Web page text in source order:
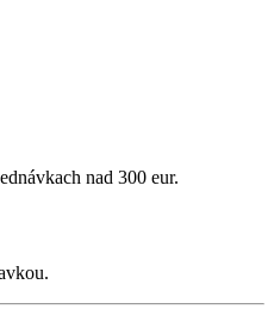
nad 300 eur.